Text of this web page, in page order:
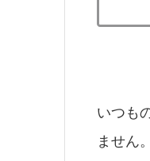
いつも
ません